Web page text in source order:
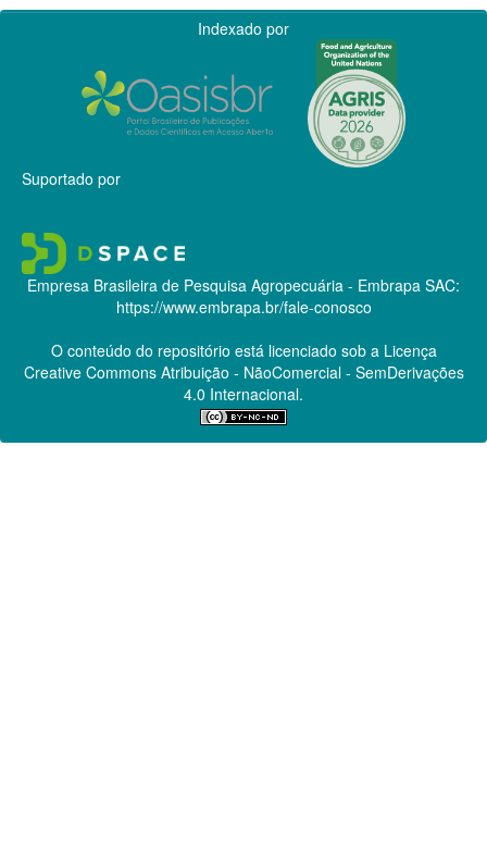
Indexado por
Suportado por
Empresa Brasileira de Pesquisa Agropecuária - Embrapa SAC:
https://www.embrapa.br/fale-conosco
O conteúdo do repositório está licenciado sob a Licença
Creative CommonsAtribuição - NãoComercial - SemDerivações
4.0 Internacional.